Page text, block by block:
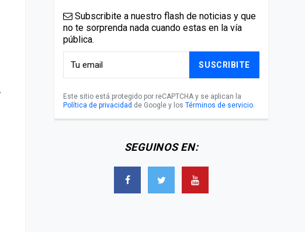
Subscribite a nuestro flash de noticias y que
no te sorprenda nada cuando estas en la vía
pública.
SUSCRIBITE
Este sitio está protegido por reCAPTCHA y se aplican la
Política de privacidad de Google y los Términos de servicio.
SEGUINOS EN: